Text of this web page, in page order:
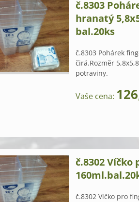
č.8303
hranatý
bal.20ks
č.8303 Pohárek
čirá.Rozměr
potraviny.
Vaše cena:
č.8302
č.8302 Víčko pro